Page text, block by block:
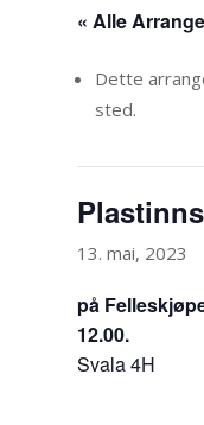
« Alle
Dette
sted.
13. mai, 2023
på
12.00.
Svala 4H